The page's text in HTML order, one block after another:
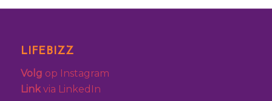
LIFEBIZZ
Volg op Instagram
Linkvia LinkedIn